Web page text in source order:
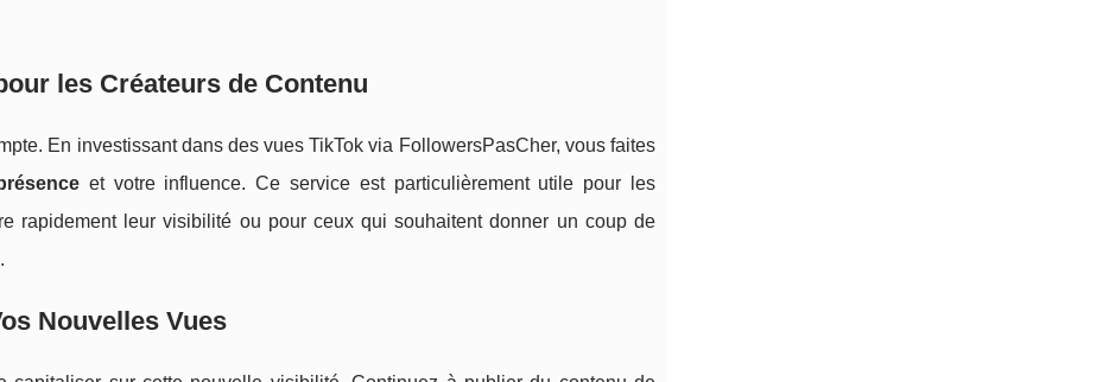
les Créateurs de Contenu
En investissant dans des vues TikTok via FollowersPasCher, vous faites
et votre influence. Ce service est particulièrement utile pour les
rapidement leur visibilité ou pour ceux qui souhaitent donner un coup de
Nouvelles Vues